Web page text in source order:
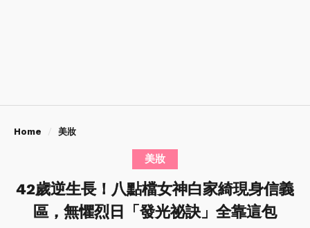
Home 美妝
美妝
42歲逆生長！八點檔女神白家綺現身信義
區，無懼烈日「發光祕訣」全靠這包